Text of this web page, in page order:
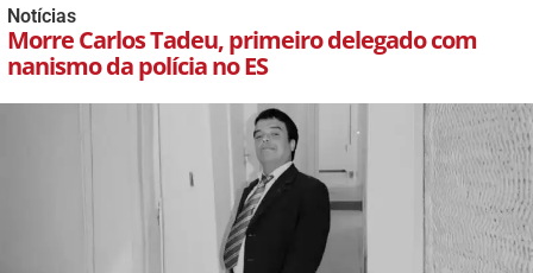
Notícias
Morre Carlos Tadeu, primeiro delegado com
nanismo da polícia no ES